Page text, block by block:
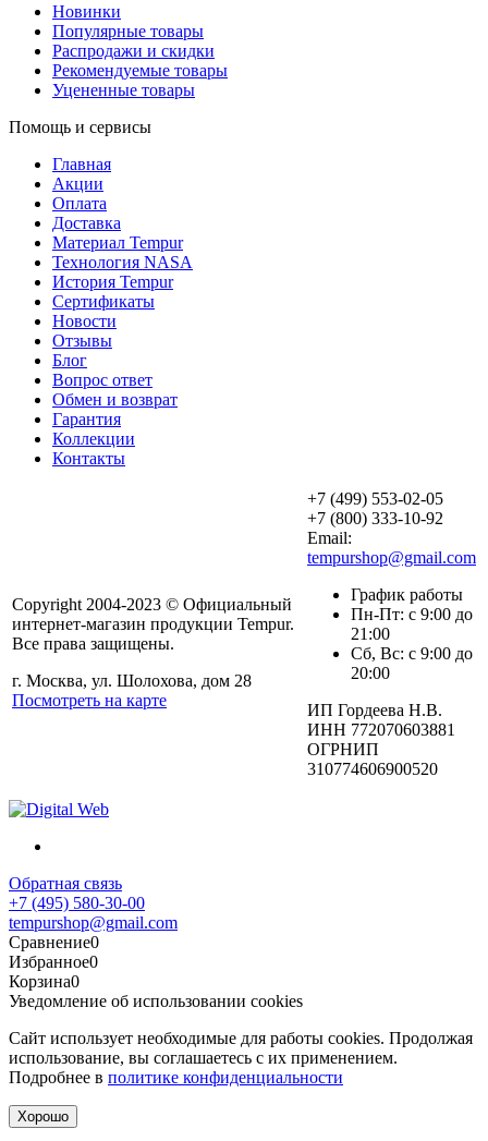
Новинки
Популярные товары
Распродажи и скидки
Рекомендуемые товары
Уцененные товары
Помощь и сервисы
Главная
Акции
Оплата
Доставка
Материал Tempur
Технология NASA
История Tempur
Сертификаты
Новости
Отзывы
Блог
Вопрос ответ
Обмен и возврат
Гарантия
Коллекции
Контакты
Copyright 2004-2023 © Официальный
интернет-магазин продукции Tempur.
Все права защищены.
г. Москва, ул. Шолохова, дом 28
Посмотреть на карте
+7 (499) 553-02-05
+7 (800) 333-10-92
Email:
tempurshop@gmail.com
График работы
Пн-Пт: с 9:00 до
21:00
Сб, Вс: с 9:00 до
20:00
ИП Гордеева Н.В.
ИНН 772070603881
ОГРНИП
310774606900520
Обратная связь
+7 (495) 580-30-00
tempurshop@gmail.com
Сравнение0
Избранное0
Корзина0
Уведомление об использовании cookies
Сайт использует необходимые для работы cookies. Продолжая
использование, вы соглашаетесь с их применением.
Подробнее в политике конфиденциальности
Хорошо